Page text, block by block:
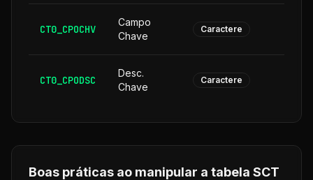
CT0_CPOCHV
Campo
Chave
Caractere
CT0_CPODSC
Desc.
Chave
Caractere
Boas práticas ao manipular a tabela SCT